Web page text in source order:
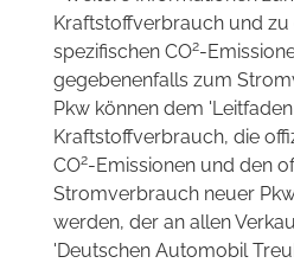
Kraftstoffverbrauch und zu
spezifischen CO2-
gegebenenfalls zum
Pkw können dem
Kraftstoffverbrauch, die
CO2-Emissionen und den
Stromverbrauch neuer
werden, der an allen
'Deutschen Automobil